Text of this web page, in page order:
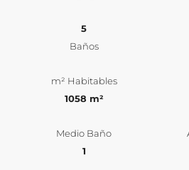
5
Baños
m² Habitables
1058 m²
Medio Baño
1